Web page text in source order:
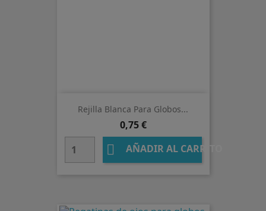
Rejilla Blanca Para Globos...
Precio
0,75 €
 AÑADIR AL CARRITO